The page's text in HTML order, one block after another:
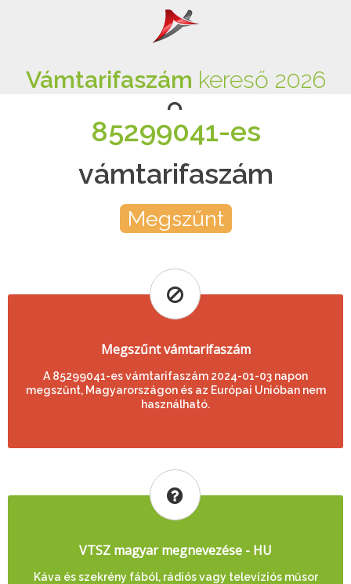
Vámtarifaszám kereső 2026
85299041-es
vámtarifaszám
Megszűnt
Megszűnt vámtarifaszám
A 85299041-es vámtarifaszám 2024-01-03 napon
megszűnt, Magyarországon és az Európai Unióban nem
használható.
VTSZ magyar megnevezése - HU
Káva és szekrény fából, rádiós vagy televíziós műsor